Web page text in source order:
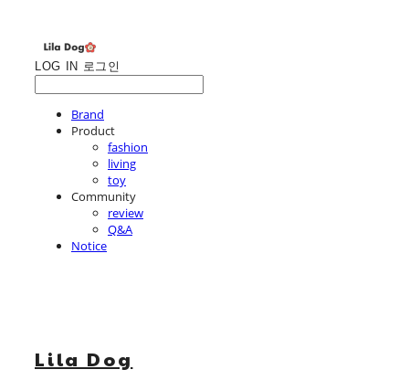
LOG IN 로그인
Brand
Product
fashion
living
toy
Community
review
Q&A
Notice
Lila Dog